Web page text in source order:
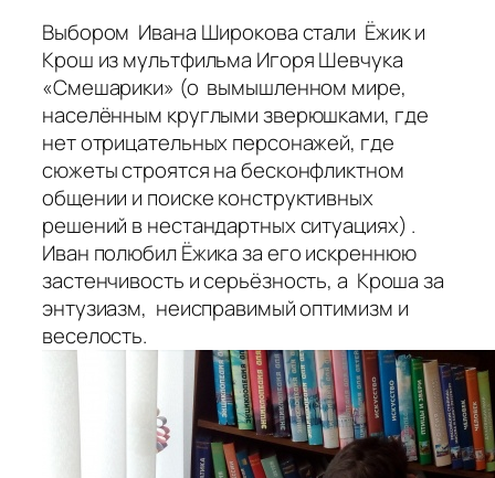
Выбором Ивана Широкова стали Ёжик и
Крош из мультфильма Игоря Шевчука
«Смешарики» (о вымышленном мире,
населённым круглыми зверюшками, где
нет отрицательных персонажей, где
сюжеты строятся на бесконфликтном
общении и поиске конструктивных
решений в нестандартных ситуациях) .
Иван полюбил Ёжика за его искреннюю
застенчивость и серьёзность, а Кроша за
энтузиазм, неисправимый оптимизм и
веселость.